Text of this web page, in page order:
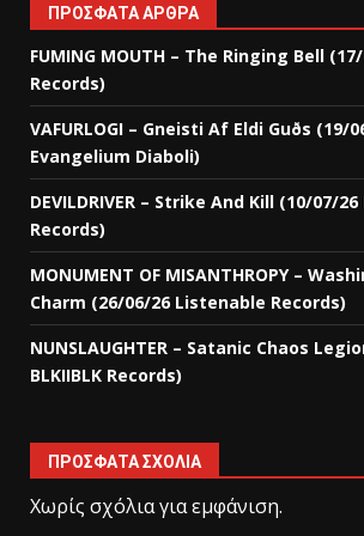
ΠΡΌΣΦΑΤΑ ΆΡΘΡΑ
FUMING MOUTH – The Ringing Bell
Records)
VAFURLOGI – Gneisti Af Eldi Guðs (19/
Evangelium Diaboli)
DEVILDRIVER – Strike And Kill (10/07/
Records)
MONUMENT OF MISANTHROPY –
Charm (26/06/26 Listenable Records)
NUNSLAUGHTER – Satanic Chaos
BLKIIBLK Records)
ΠΡΌΣΦΑΤΑ ΣΧΌΛΙΑ
Χωρίς σχόλια για εμφάνιση.